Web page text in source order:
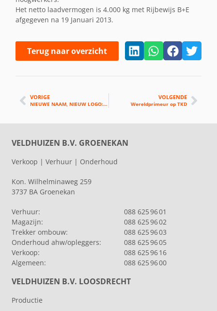
Het netto laadvermogen is 4.000 kg met Rijbewijs B+E
afgegeven na 19 Januari 2013.
Terug naar overzicht
VORIGE
NIEUWE NAAM, NIEUW LOGO: VELDHUIZEN TRUCKS
VOLGENDE
Wereldprimeur op TKD
VELDHUIZEN B.V. GROENEKAN
Verkoop | Verhuur | Onderhoud
Kon. Wilhelminaweg 259
3737 BA Groenekan
Verhuur:
088 625 96 01
Magazijn:
088 625 96 02
Trekker ombouw:
088 625 96 03
Onderhoud ahw/opleggers:
088 625 96 05
Verkoop:
088 625 96 16
Algemeen:
088 625 96 00
VELDHUIZEN B.V. LOOSDRECHT
Productie